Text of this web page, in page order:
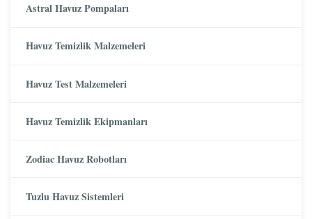
Astral Havuz Pompaları
Havuz Temizlik Malzemeleri
Havuz Test Malzemeleri
Havuz Temizlik Ekipmanları
Zodiac Havuz Robotları
Tuzlu Havuz Sistemleri